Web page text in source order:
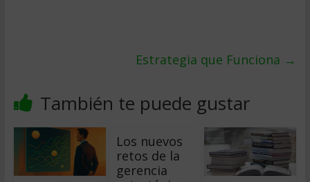
Estrategia que Funciona →
También te puede gustar
Los nuevos
retos de la
gerencia